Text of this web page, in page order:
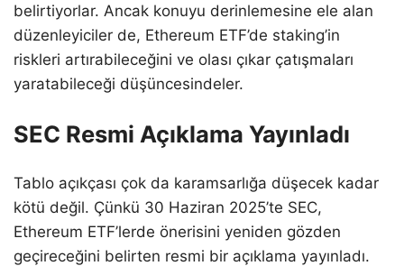
belirtiyorlar. Ancak konuyu derinlemesine ele alan
düzenleyiciler de, Ethereum ETF’de staking’in
riskleri artırabileceğini ve olası çıkar çatışmaları
yaratabileceği düşüncesindeler.
SEC Resmi Açıklama Yayınladı
Tablo açıkçası çok da karamsarlığa düşecek kadar
kötü değil. Çünkü 30 Haziran 2025’te SEC,
Ethereum ETF’lerde önerisini yeniden gözden
geçireceğini belirten resmi bir açıklama yayınladı.